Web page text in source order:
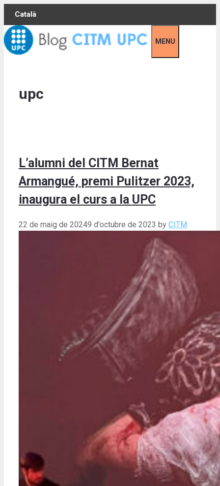
Skip
content
Català
MENU
upc
L’alumni del CITM Bernat
Armangué, premi Pulitzer 2023,
inaugura el curs a la UPC
22 de maig de 20249 d'octubre de 2023 by CITM